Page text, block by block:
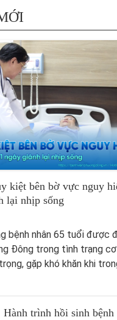
kiệt bên bờ vực nguy
lại nhịp sống
bệnh nhân 65 tuổi được
Đông trong tình trạng
gặp khó khăn khi
Hành trình hồi sinh bệnh